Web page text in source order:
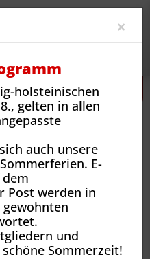
Dir gerne bei allen
×
holsteinischen
gelten in allen
auch unsere
E-
Post werden in
und
Sommerzeit!